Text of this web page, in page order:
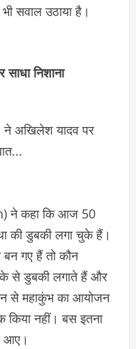
सवाल उठाया है।
निशाना
ने कहा कि आज 50
की डुबकी लगा चुके हैं।
गए हैं तो कौन
से डुबकी लगाते हैं और
से महाकुंभ का आयोजन
नहीं। बस इतना
आए।